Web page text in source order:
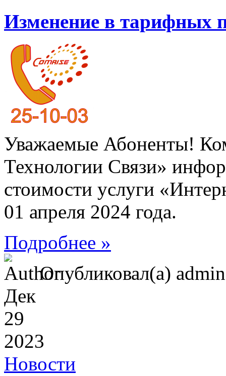
Изменение в тарифных
Уважаемые Абоненты!
Технологии Связи»
стоимости услуги
01 апреля 2024 года.
Подробнее »
Опубликовал(а)
Дек
29
2023
Новости